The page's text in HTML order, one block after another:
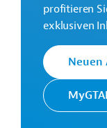
Vorläufige
profitieren
exklusiven
Neuen